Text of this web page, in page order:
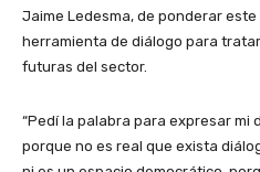
Jaime Ledesma, de ponderar
herramienta de diálogo para
futuras del sector.
“Pedí la palabra para expresar mi
porque no es real que exista